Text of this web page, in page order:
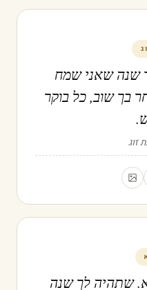
שנה שאני שמח
בך שוב, כל בוקר
זוג
שתהיה לך שנה